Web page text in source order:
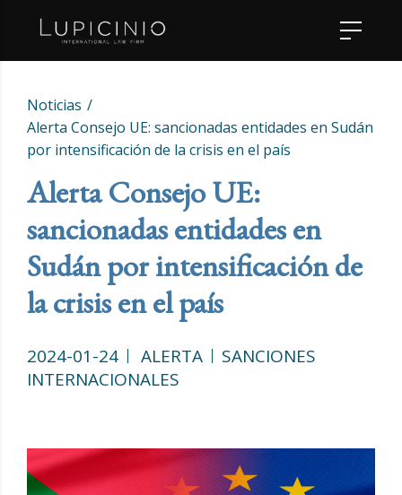
Noticias
Alerta Consejo UE: sancionadas entidades en Sudán
por intensificación de la crisis en el país
Alerta Consejo UE:
sancionadas entidades en
Sudán por intensificación de
la crisis en el país
2024-01-24 ALERTA
SANCIONES
INTERNACIONALES